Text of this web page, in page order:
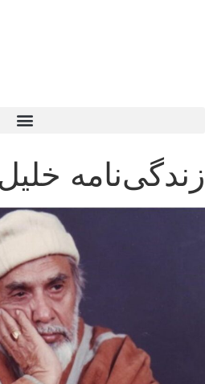
زندگی‌نامه